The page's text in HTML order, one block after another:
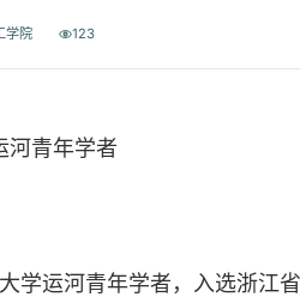
学院 123
河青年学者
学运河青年学者，入选浙江